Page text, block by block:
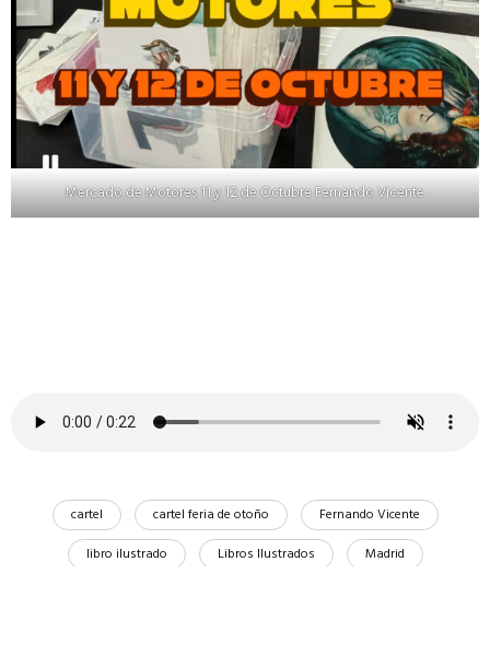
Mercado de Motores 11 y 12 de Octubre Fernando Vicente
cartel cartel feria de otoño
Fernando Vicente
libro ilustrado
Libros Ilustrados
Madrid